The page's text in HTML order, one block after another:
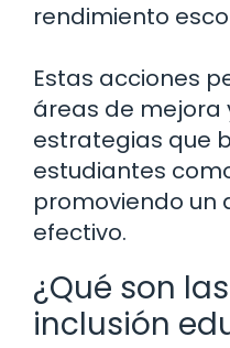
rendimiento
Estas acciones
áreas de mejora
estrategias que
estudiantes
promoviendo un
efectivo.
¿Qué son
inclusión